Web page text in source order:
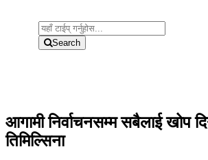
Search
आगामी निर्वाचनसम्म सबैलाई खोप
तिमिल्सिना